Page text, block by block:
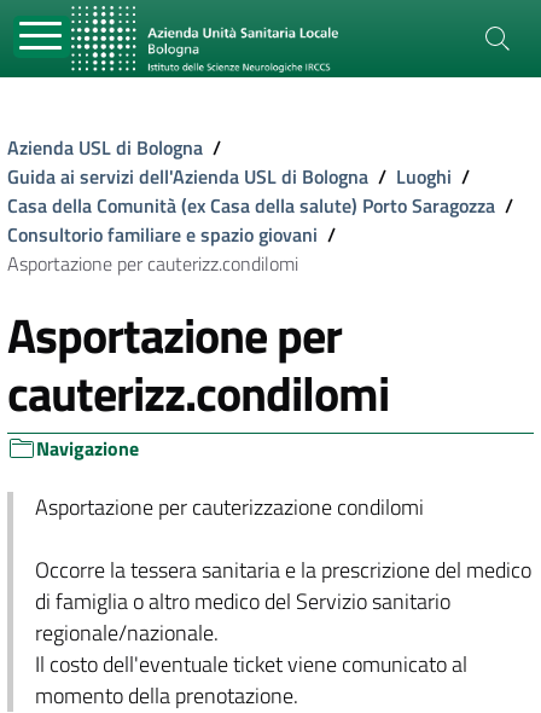
Azienda USL di Bologna /
Guida ai servizi dell'Azienda USL di Bologna / Luoghi /
Casa della Comunità (ex Casa della salute) Porto Saragozza /
Consultorio familiare e spazio giovani /
Asportazione per cauterizz.condilomi
Asportazione per
cauterizz.condilomi
Navigazione
Asportazione per cauterizzazione condilomi
Occorre la tessera sanitaria e la prescrizione del medico
di famiglia o altro medico del Servizio sanitario
regionale/nazionale.
Il costo dell'eventuale ticket viene comunicato al
momento della prenotazione.